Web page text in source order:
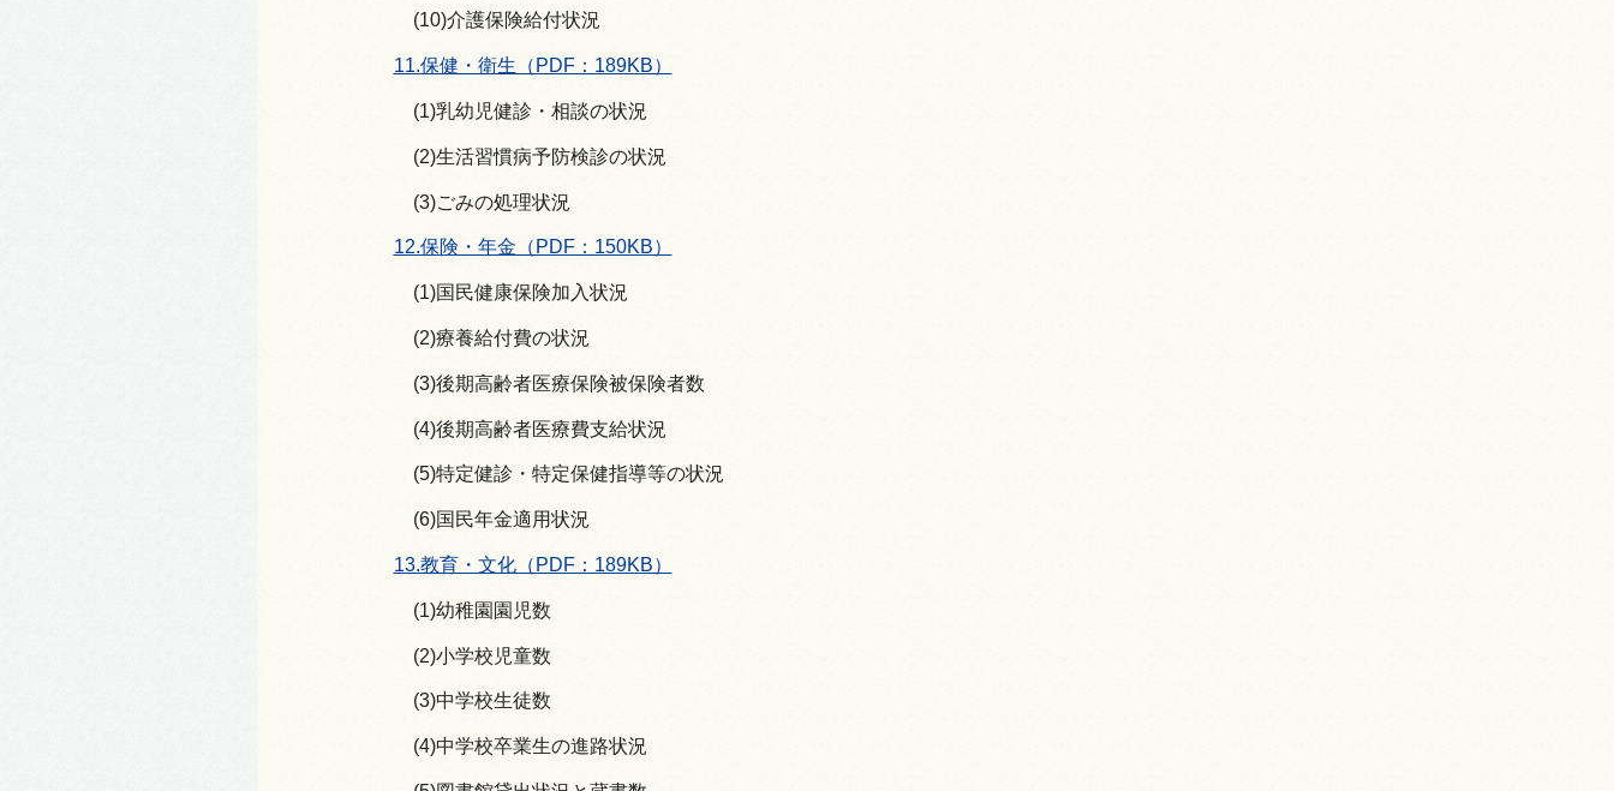
(10)介護保険給付状況
11.保健・衛生（PDF：189KB）
(1)乳幼児健診・相談の状況
(2)生活習慣病予防検診の状況
(3)ごみの処理状況
12.保険・年金（PDF：150KB）
(1)国民健康保険加入状況
(2)療養給付費の状況
(3)後期高齢者医療保険被保険者数
(4)後期高齢者医療費支給状況
(5)特定健診・特定保健指導等の状況
(6)国民年金適用状況
13.教育・文化（PDF：189KB）
(1)幼稚園園児数
(2)小学校児童数
(3)中学校生徒数
(4)中学校卒業生の進路状況